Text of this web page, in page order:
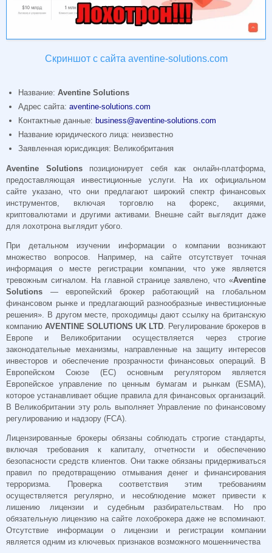
Скриншот с сайта aventine-solutions.com
Название:Aventine Solutions
Адрес сайта:aventine-solutions.com
Контактные данные:business@aventine-solutions.com
Название юридического лица: неизвестно
Заявленная юрисдикция: Великобритания
Aventine Solutionsпозиционирует себя как онлайн-платформа,
предоставляющая инвестиционные услуги. На их официальном
сайте указано, что они предлагают широкий спектр финансовых
инструментов, включая торговлю на форекс, акциями,
криптовалютами и другими активами. Внешне сайт выглядит даже
для лохотрона выглядит убого.
При детальном изучении информации о компании возникают
множество вопросов. Например, на сайте отсутствует точная
информация о месте регистрации компании, что уже является
тревожным сигналом. На главной странице заявлено, что «Aventine
Solutions — европейский брокер работающий на глобальном
финансовом рынке и предлагающий разнообразные инвестиционные
решения». В другом месте, проходимцы дают ссылку на британскую
компанию AVENTINE SOLUTIONS UK LTD. Регулирование брокеров в
Европе и Великобритании осуществляется через строгие
законодательные механизмы, направленные на защиту интересов
инвесторов и обеспечение прозрачности финансовых операций. В
Европейском Союзе (ЕС) основным регулятором является
Европейское управление по ценным бумагам и рынкам (ESMA),
которое устанавливает общие правила для финансовых организаций.
В Великобритании эту роль выполняет Управление по финансовому
регулированию и надзору (FCA).
Лицензированные брокеры обязаны соблюдать строгие стандарты,
включая требования к капиталу, отчетности и обеспечению
безопасности средств клиентов. Они также обязаны придерживаться
правил по предотвращению отмывания денег и финансирования
терроризма. Проверка соответствия этим требованиям
осуществляется регулярно, и несоблюдение может привести к
лишению лицензии и судебным разбирательствам. Но про
обязательную лицензию на сайте лохоброкера даже не вспоминают.
Отсутствие информации о лицензии и регистрации компании
является одним из ключевых признаков возможного мошенничества